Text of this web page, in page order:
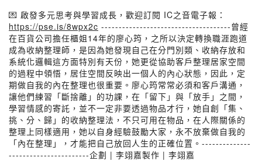
💌 啟發多元思考與學習成長，歡迎訂閱 IC之音電子報：
https://pse.is/8wpx2c -------------------------------------曾經
在百貨公司擔任櫃姐14年的廖心筠，之所以決定轉換職涯跑道
成為收納整理師，是因為她發現自己在分門別類、收納存放和
系統化邏輯這方面特別有天份，她更從協助客戶整理居家空間
的過程中領悟，居住空間反映出一個人的內心狀態，因此，定
期做自我的內在整理也很重要。廖心筠常常必須和客戶溝通，
讓他們練習「斷捨離」的功課，在「留下」與「放手」之間，
學習情感的寄託，並不一定非要透過物品才行，她自創「集、
挑、分、歸」的收納整理法，不只可用在物品，在人際關係的
整理上同樣適用，她以自身經驗鼓勵大家，永不放棄做自我的
「內在整理」，才能把自己放回人生的正確位置。--------------
-----------------------企劃 | 李翊嘉製作 | 李翊嘉